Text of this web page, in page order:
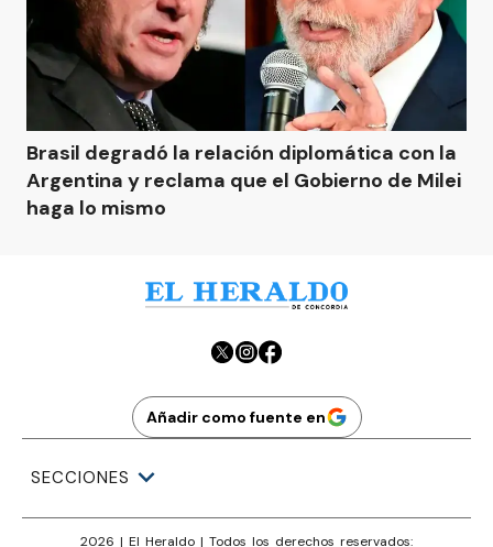
Brasil degradó la relación diplomática con la
Argentina y reclama que el Gobierno de Milei
haga lo mismo
Añadir como fuente en
SECCIONES
2026 | El Heraldo | Todos los derechos reservados: